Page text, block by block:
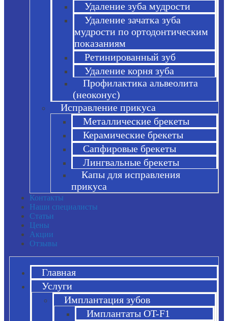
Удаление зуба мудрости
Удаление зачатка зуба
мудрости по ортодонтическим
показаниям
Ретинированный зуб
Удаление корня зуба
Профилактика альвеолита
(неоконус)
Исправление прикуса
Металлические брекеты
Керамические брекеты
Сапфировые брекеты
Лингвальные брекеты
Капы для исправления
прикуса
Контакты
Наши специалисты
Статьи
Цены
Акции
Отзывы
Главная
Услуги
Имплантация зубов
Имплантаты OT-F1